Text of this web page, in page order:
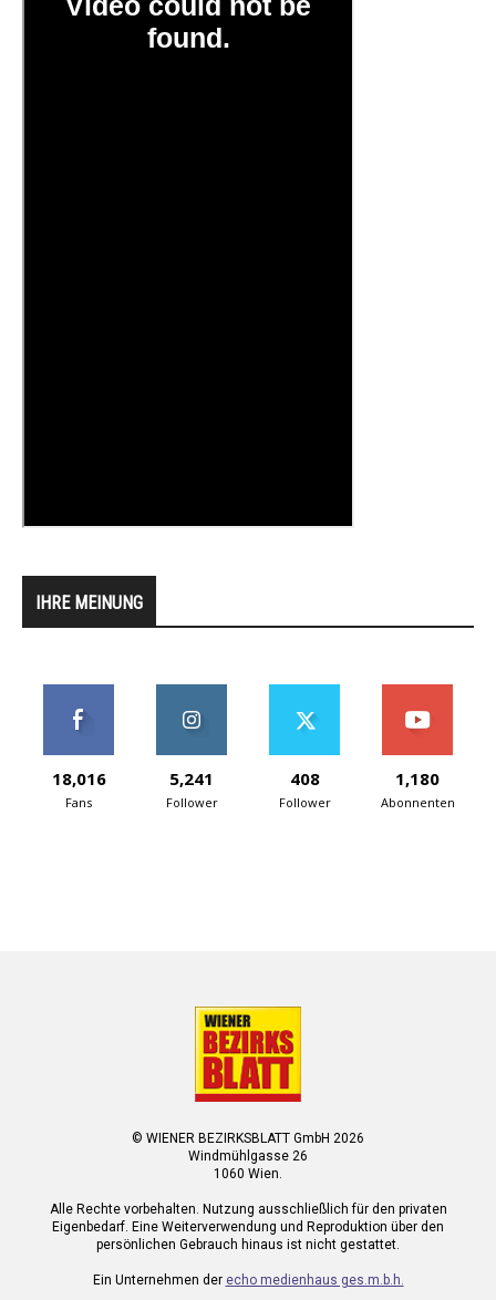
IHRE MEINUNG
18,016
Fans
5,241
Follower
408
Follower
1,180
Abonnenten
© WIENER BEZIRKSBLATT GmbH 2026
Windmühlgasse 26
1060 Wien.
Alle Rechte vorbehalten. Nutzung ausschließlich für den privaten
Eigenbedarf. Eine Weiterverwendung und Reproduktion über den
persönlichen Gebrauch hinaus ist nicht gestattet.
Ein Unternehmen der echo medienhaus ges.m.b.h.